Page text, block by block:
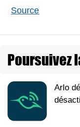
Source
Poursuivez
Arlo